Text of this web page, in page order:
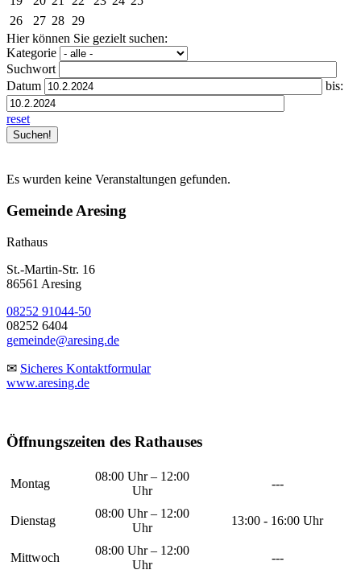
26
27 28 29
Hier können Sie gezielt suchen:
Kategorie
Suchwort
Datum
bis:
reset
Es wurden keine Veranstaltungen gefunden.
Gemeinde Aresing
Rathaus
St.-Martin-Str. 16
86561 Aresing
08252 91044-50
08252 6404
gemeinde@aresing.de
✉ Sicheres Kontaktformular
www.aresing.de
Öffnungszeiten des Rathauses
Montag
08:00 Uhr – 12:00
Uhr
---
Dienstag
08:00 Uhr – 12:00
Uhr
13:00 - 16:00 Uhr
Mittwoch
08:00 Uhr – 12:00
Uhr
---